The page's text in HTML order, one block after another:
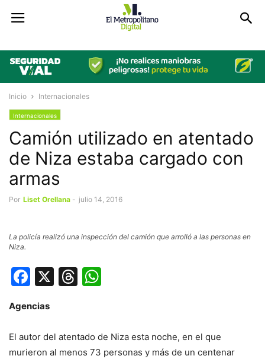
Inicio Internacionales
Internacionales
Camión utilizado en atentado
de Niza estaba cargado con
armas
Por Liset Orellana - julio 14, 2016
La policía realizó una inspección del camión que arrolló a las personas en
Niza.
Facebook
X Threads
Agencias
El autor del atentado de Niza esta noche, en el que
murieron al menos 73 personas y más de un centenar